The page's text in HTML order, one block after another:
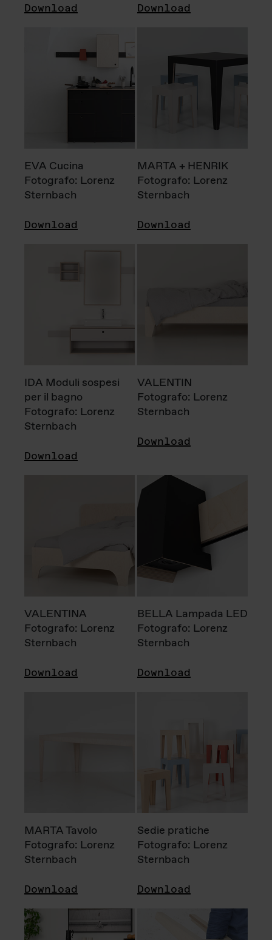
Download Download
EVA Cucina
Fotografo: Lorenz
Sternbach
Download
MARTA + HENRIK
Fotografo: Lorenz
Sternbach
Download
IDA Moduli sospesi
per il bagno
Fotografo: Lorenz
Sternbach
Download
VALENTIN
Fotografo: Lorenz
Sternbach
Download
VALENTINA
Fotografo: Lorenz
Sternbach
Download
BELLA Lampada LED
Fotografo: Lorenz
Sternbach
Download
MARTA Tavolo
Fotografo: Lorenz
Sternbach
Download
Sedie pratiche
Fotografo: Lorenz
Sternbach
Download